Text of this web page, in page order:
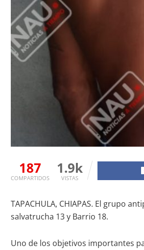
187
COMPARTIDOS
1.9k
VISTAS
TAPACHULA, CHIAPAS. El grupo
salvatrucha 13 y Barrio 18.
Uno de los objetivos importantes